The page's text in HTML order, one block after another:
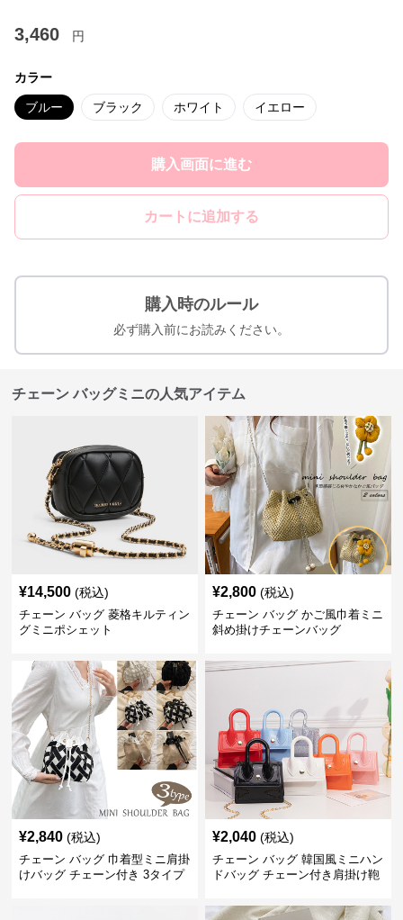
3,460 円
カラー
ブルー ブラック ホワイト イエロー
購入画面に進む
カートに追加する
購入時のルール
必ず購入前にお読みください。
チェーン バッグミニの人気アイテム
¥14,500 (税込)
チェーン バッグ 菱格キルティン
グミニポシェット
¥2,800 (税込)
チェーン バッグ かご風巾着ミニ
斜め掛けチェーンバッグ
¥2,840 (税込)
チェーン バッグ 巾着型ミニ肩掛
けバッグ チェーン付き 3タイプ
¥2,040 (税込)
チェーン バッグ 韓国風ミニハン
ドバッグ チェーン付き肩掛け鞄